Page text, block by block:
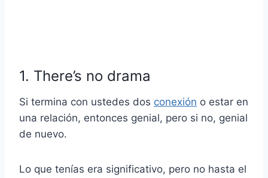
1. There’s no drama
Si termina con ustedes dos conexión o estar en
una relación, entonces genial, pero si no, genial
de nuevo.
Lo que tenías era significativo, pero no hasta el